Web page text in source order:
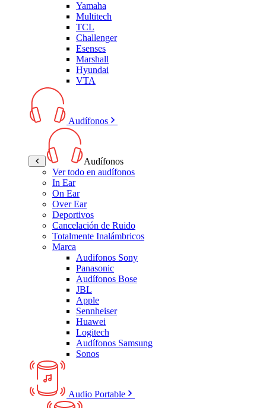
Yamaha
Multitech
TCL
Challenger
Esenses
Marshall
Hyundai
VTA
Audífonos
Audífonos
Ver todo en audífonos
In Ear
On Ear
Over Ear
Deportivos
Cancelación de Ruido
Totalmente Inalámbricos
Marca
Audifonos Sony
Panasonic
Audífonos Bose
JBL
Apple
Sennheiser
Huawei
Logitech
Audífonos Samsung
Sonos
Audio Portable